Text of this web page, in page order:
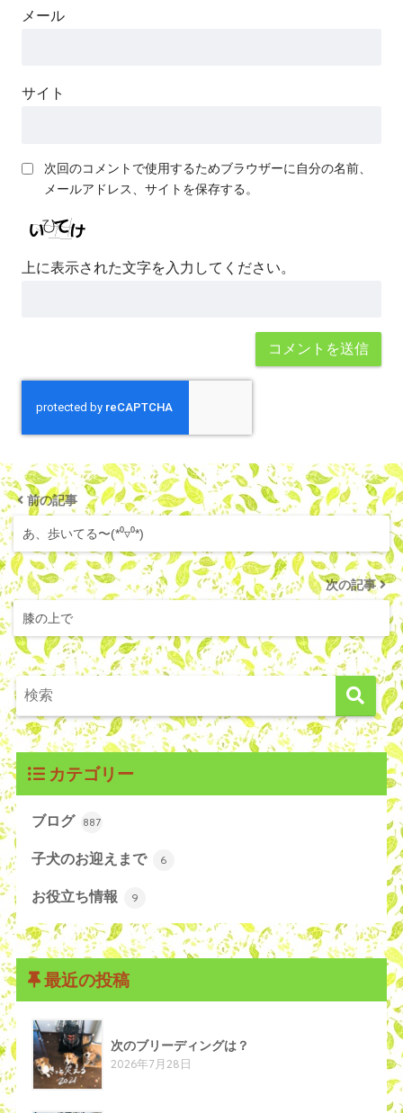
メール
サイト
次回のコメントで使用するためブラウザーに自分の名前、
メールアドレス、サイトを保存する。
上に表示された文字を入力してください。
前の記事
あ、歩いてる〜(*⁰▿⁰*)
次の記事
膝の上で
カテゴリー
ブログ 887
子犬のお迎えまで 6
お役立ち情報 9
最近の投稿
次のブリーディングは？
2026年7月28日